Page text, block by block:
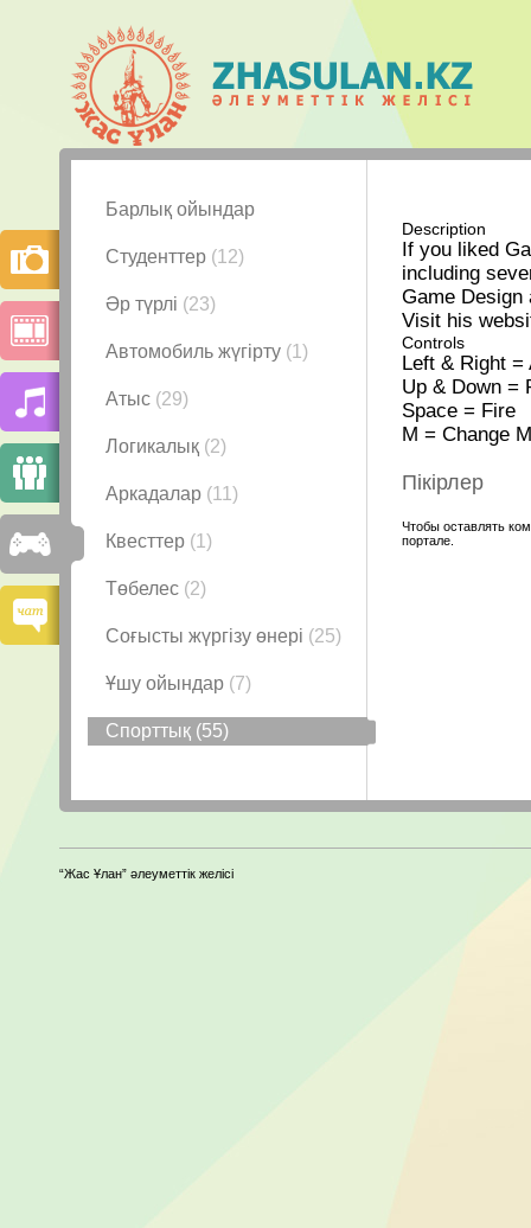
Барлық ойындар
Студенттер (12)
Әр түрлі (23)
Автомобиль жүгірту (1)
Атыс (29)
Логикалық (2)
Аркадалар (11)
Квесттер (1)
Төбелес (2)
Соғысты жүргізу өнері (25)
Ұшу ойындар (7)
Спорттық (55)
Description
If you liked
including
Game Design
Visit his
Controls
Left & Right =
Up & Down =
Space = Fire
M = Change
Пікірлер
Чтобы оставлять
портале.
“Жас Ұлан” әлеуметтік желісі